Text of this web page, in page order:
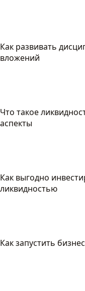
Как развивать
вложений
Что такое
аспекты
Как выгодно
ликвидностью
Как запустить